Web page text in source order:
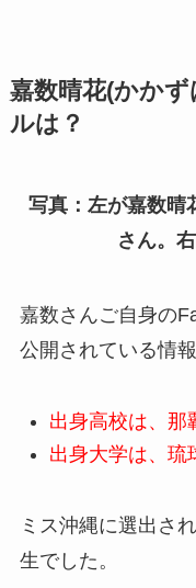
嘉数晴花(かか
ルは？
写真：左が嘉数晴
さん。
嘉数さんご自身の
公開されている情報
出身高校は、那
出身大学は、琉
ミス沖縄に選出さ
生でした。